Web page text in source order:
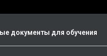
документы для обучения